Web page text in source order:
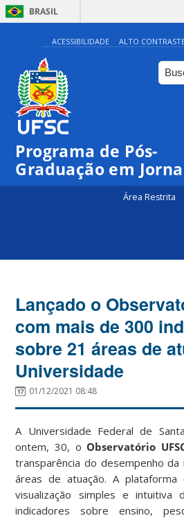
BRASIL
ACESSIBILIDADE ALTO
Programa de Pós-
Graduação em
Área Restrita
Lançado o
com mais de 300
sobre 21 áreas de
Universidade
01/12/2021 08:48
A Universidade Federal de
ontem, 30, o Observatório
transparência do desempenho da
áreas de atuação. A plataforma
visualização simples e intuitiva
indicadores sobre ensino,